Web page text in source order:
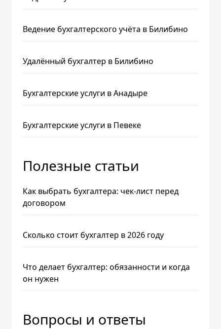
Ведение бухгалтерского учёта в Билибино
Удалённый бухгалтер в Билибино
Бухгалтерские услуги в Анадыре
Бухгалтерские услуги в Певеке
Полезные статьи
Как выбрать бухгалтера: чек-лист перед
договором
Сколько стоит бухгалтер в 2026 году
Что делает бухгалтер: обязанности и когда
он нужен
Вопросы и ответы